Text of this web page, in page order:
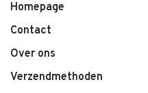
Homepage
Contact
Over ons
Verzendmethoden